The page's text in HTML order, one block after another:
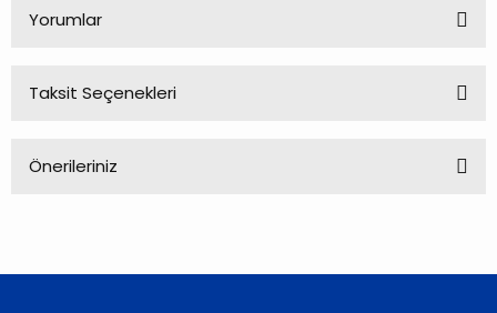
Yorumlar
Taksit Seçenekleri
Önerileriniz